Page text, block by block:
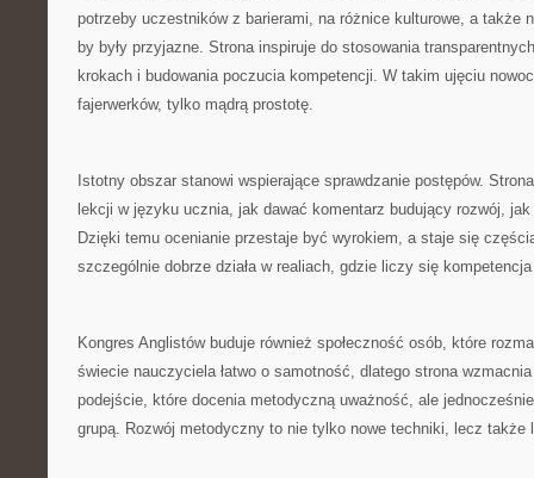
potrzeby uczestników z barierami, na różnice kulturowe, a także
by były przyjazne. Strona inspiruje do stosowania
krokach i budowania poczucia kompetencji. W takim ujęciu
fajerwerków, tylko mądrą prostotę.
Istotny obszar stanowi wspierające sprawdzanie postępów.
lekcji w języku ucznia, jak dawać komentarz budujący rozwój, jak
Dzięki temu ocenianie przestaje być wyrokiem, a staje się
szczególnie dobrze działa w realiach, gdzie liczy się
Kongres Anglistów buduje również społeczność osób, które
świecie nauczyciela łatwo o samotność, dlatego strona
podejście, które docenia metodyczną uważność, ale
grupą. Rozwój metodyczny to nie tylko nowe techniki, lecz także